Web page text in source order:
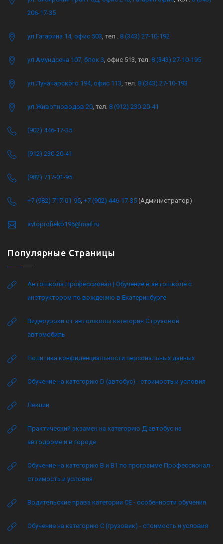
206-17-35
ул.Гагарина 14, офис 503 , тел . 8 (343) 27-10-192
ул.Амундсена 107, блок 3 , офис 513, тел. 8 (343) 27-10-195
ул.Луначарского 194, офис 113 , тел. 8 (343) 27-10-193
ул.Животноводов 20 , тел. 8 (912) 230-20-41
(902) 446-17-35
(912) 230-20-41
(982) 717-01-95
+7 (982) 717-01-95 +7 (902) 446-17-35 (Администратор)
avtoprofiekb196@mail.ru
Популярные Страницы
Автошкола Профессионал | Обучение в автошколе с
инструктором по вождению в Екатеринбурге
Видеоуроки от автошколы категория C грузовой
автомобиль
Политика конфиденциальности персональных данных
Обучение на категорию D (автобус) - стоимость и условия
Лекции
Практический экзамен на категорию Д автобус на
автодроме и в городе
Обучение на категорию B и B1 по программе Профессионал -
стоимость и условия
Водительские права категории CE - особенности обучения
Обучение на категорию C (грузовик) - стоимость и условия